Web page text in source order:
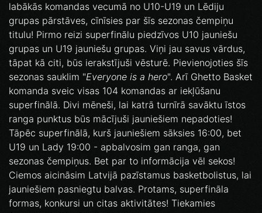
labākās komandas vecumā no U10-U19 un Lēdiju
grupas pārstāves, cīnīsies par šīs sezonas čempiņu
titulu! Pirmo reizi superfinālu piedzīvos U10 jauniešu
grupas un U19 jauniešu grupas. Viņi jau savus vārdus,
tāpat kā citi, būs ierakstījuši vēsturē. Pievienojoties šīs
sezonas sauklim "Everyone is a hero". Arī Ghetto Basket
komanda sveic visas 104 komandas ar iekļūšanu
superfinālā. Divi mēneši, lai katrā turnīrā savāktu īstos
ranga punktus būs mācījuši jauniešiem nepadoties!
Tāpēc superfinālā, kurš jauniešiem sāksies 16:00, bet
U19 un Lady 19:00 - apbalvosim gan ranga, gan
sezonas čempiņus. Bet par to informācija vēl sekos!
Ciemos aicināsim Latvijā pazīstamus basketbolistus, lai
jauniešiem pasniegtu balvas. Protams, superfināla
formas, konkursi un citas aktivitātes! Tiekamies